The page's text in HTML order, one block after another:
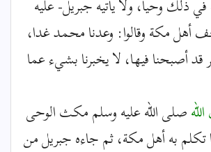
ذلك وحيا، ولا يأتيه جبريل- عليه
أهل مكة وقالوا: وعدنا محمد غدا،
أصبحنا فيها، لا يخبرنا بشيء عما
صلى الله عليه وسلم مكث الوحى
تكلم به أهل مكة، ثم جاءه جبريل من